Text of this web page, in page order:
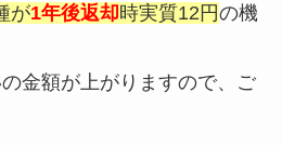
が1年後返却時実質12円の機
金額が上がりますので、ご